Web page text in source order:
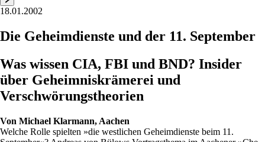
18.01.2002
Die Geheimdienste und der 11. September
Was wissen CIA, FBI und BND? Insider
über Geheimniskrämerei und
Verschwörungstheorien
Von Michael Klarmann, Aachen
Welche Rolle spielten »die westlichen Geheimdienste beim 11.